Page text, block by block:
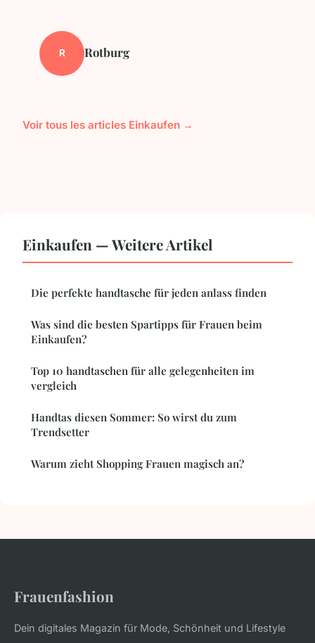
R Rotburg
Voir tous les articles Einkaufen →
Einkaufen — Weitere Artikel
Die perfekte handtasche für jeden anlass finden
Was sind die besten Spartipps für Frauen beim
Einkaufen?
Top 10 handtaschen für alle gelegenheiten im
vergleich
Handtas diesen Sommer: So wirst du zum
Trendsetter
Warum zieht Shopping Frauen magisch an?
Frauenfashion
Dein digitales Magazin für Mode, Schönheit und Lifestyle